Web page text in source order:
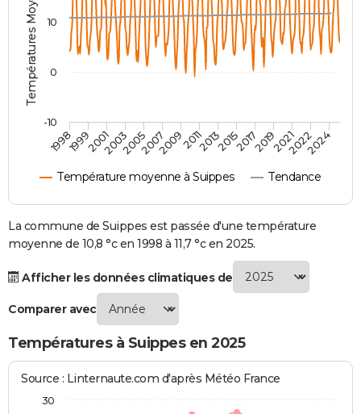
Destinations
City break
Voyage nature
Voyage de noces
Forum
Climat
PHOTO
GUIDES D'ACHAT
BONS PLANS
CARTE DE VOEUX
Carte de Noël
Carte Bonne année
Carte Saint-Valentin
Carte Pâques
Carte d'anniversaire
DICTIONNAIRE
Dictionnaire
Biographies
Citations
Expressions
Proverbes
PROGRAMME TV
S'inscrire
Se connecter
Lycées
Collèges
Primaires
Universités
Entreprises
Service militaire
Avis de recherche
AVIS DE DÉCÈS
FORUM
Bricolage
Lifestyle
Culture
Sport
Auto
Television
Voyage
Cinema
Température moyenne à Suippes Tendance
199819992001200320052007200920112013201520172019202120222024
0
10
-10
La commune de Suippes est passée d'une température
moyenne de 10,8 °c en 1998 à 11,7 °c en 2025.
Afficher les données climatiques de
Comparer avec
Températures à Suippes en 2025
Source : Linternaute.com d'après Météo France
30